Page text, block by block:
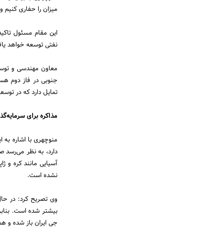
میزان را حفاری کنیم و
این مقام مسئول
نفتی توسعه خواهد
معاون مهندسی و
جنوبی در فاز دوم
تمایل دارد که در
مذاکره برای
منوچهری با اشاره
دارد، به نظر می‌رسد
آسیایی مانند کره و
نشده است.
وی تصریح کرد: در
بیشتر شده است.
جی ایران باز شده و